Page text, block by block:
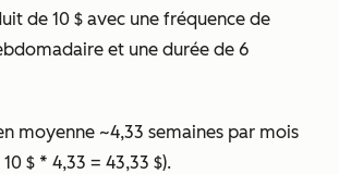
de 10 $ avec une fréquence de
et une durée de 6
moyenne ~4,33 semaines par mois
$ * 4,33 = 43,33 $).